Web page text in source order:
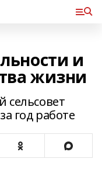
и
жизни
сельсовет
год работе